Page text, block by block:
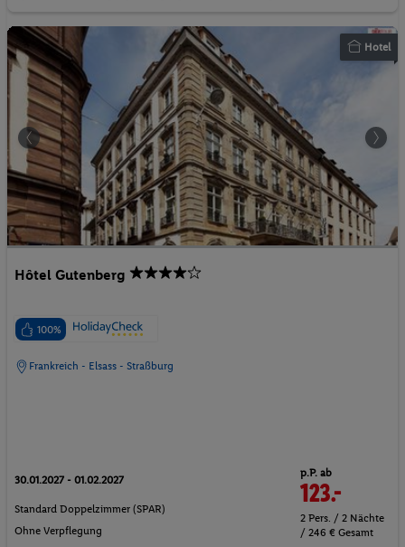
Hotel
Hôtel Gutenberg
100%
Frankreich - Elsass - Straßburg
30.01.2027 - 01.02.2027
Standard Doppelzimmer (SPAR)
Ohne Verpflegung
p.P. ab
123.-
2 Pers. / 2 Nächte
/ 246 € Gesamt